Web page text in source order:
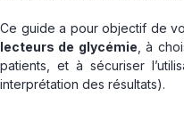
Ce guide a pour objectif de
lecteurs de glycémie , à
patients, et à sécuriser
interprétation des résultats).